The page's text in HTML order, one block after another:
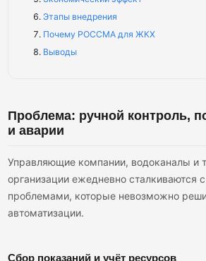
Этапы внедрения
Почему РОССМА для ЖКХ
Выводы
Проблема: ручной контроль,
и аварии
Управляющие компании, водоканалы и
организации ежедневно сталкиваются
проблемами, которые невозможно
автоматизации.
Сбор показаний и учёт ресурсов